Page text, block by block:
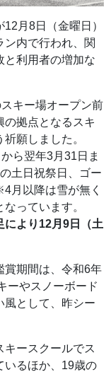
月8日（金曜日）
ン内で行われ、関
と利用者の増加な
キー場オープン前
の拠点となるスキ
願しました。
ら翌年3月31日ま
土日祝祭日、ゴー
月以降は雪が無く
っています。
により12月9日（土
賞期間は、令和6年
ーやスノーボード
風として、昨シー
キースクールでス
いるほか、19歳の